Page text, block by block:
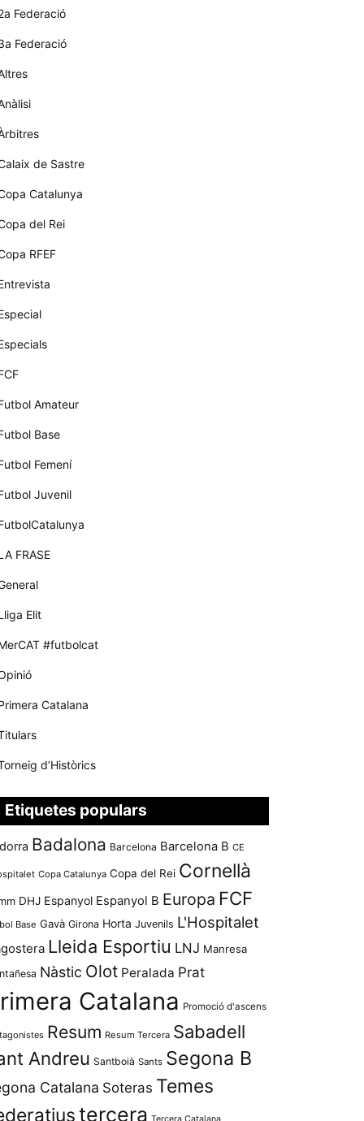
Federació
Federació
de Sastre
Catalunya
del Rei
RFEF
Amateur
Base
Femení
Juvenil
FRASE
Elit
#futbolcat
Catalana
d’Històrics
Etiquetes populars
Badalona Barcelona Barcelona B CE
Copa Catalunya Copa del Rei Cornellà
DHJ Espanyol Espanyol B Europa FCF
Base Gavà Girona Horta Juvenils L'Hospitalet
Lleida Esportiu LNJ Manresa
Nàstic Olot Peralada Prat
Catalana Promoció d'ascens
Resum Resum Tercera Sabadell
Andreu Santboià Sants Segona B
Catalana Soteras Temes
tercera Tercera Catalana